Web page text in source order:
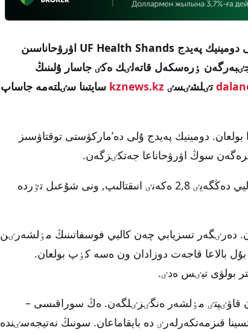
اقش-تىڭ گەينسۆيلل قالاسىنىڭ تۇرعىنى دومينيك پەيدج UF Health Shands اۋرۋحاناسىن
ٶرەسكەل قاتەلٸك ەكٸ جاسار ۇلىنىڭ
تٸلشٸسٸ kznews.kz سايتىنا سٸلتەمە جاساپ
2024 جىلدىڭ 1 ناۋرىزىندا بولعان. دومينيك پەيدج ۇلى دە’ماركۋستى توقتاۋسىز
سوڭ اۋرۋحاناعا جەتكٸزگەن.
تەكسەرۋ بارىسىندا بالانىڭ قانىنداعى كاليي دەڭگەيٸ 2,8 ەكەنٸ انىقتالىپ, ونى شۇعىل تٷردە
دەرٸگەر تسزيابي چەن كاليي فوسفاتىنىڭ مٶلشەرٸن
بالاعا قاجەت دوزادان ون ەسە كٶپ بولعان.
قاۋٸپتٸ مٶلشەر ەنگٸزٸلگەن. ەڭ سوراقىسى –
قىزمەتكەرلەرٸ دە بايقاماعان. سونىڭ نەتيجەسٸندە